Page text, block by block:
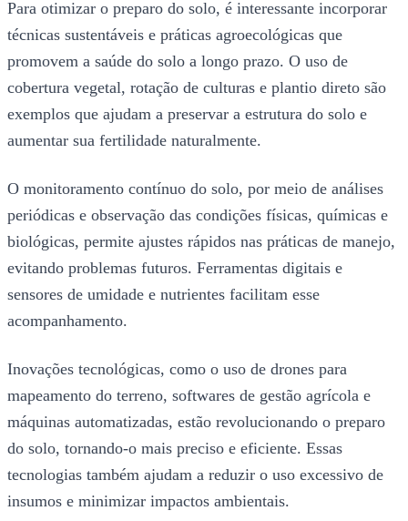
Para otimizar o preparo do solo, é interessante incorporar
técnicas sustentáveis e práticas agroecológicas que
promovem a saúde do solo a longo prazo. O uso de
cobertura vegetal, rotação de culturas e plantio direto são
exemplos que ajudam a preservar a estrutura do solo e
aumentar sua fertilidade naturalmente.
O monitoramento contínuo do solo, por meio de análises
periódicas e observação das condições físicas, químicas e
biológicas, permite ajustes rápidos nas práticas de manejo,
evitando problemas futuros. Ferramentas digitais e
sensores de umidade e nutrientes facilitam esse
acompanhamento.
Inovações tecnológicas, como o uso de drones para
mapeamento do terreno, softwares de gestão agrícola e
máquinas automatizadas, estão revolucionando o preparo
do solo, tornando-o mais preciso e eficiente. Essas
tecnologias também ajudam a reduzir o uso excessivo de
insumos e minimizar impactos ambientais.